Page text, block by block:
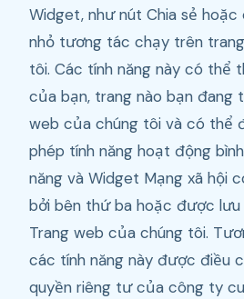
Widget, như nút Chia sẻ
nhỏ tương tác chạy trên
tôi. Các tính năng này có thể
của bạn, trang nào bạn đang
web của chúng tôi và có thể
phép tính năng hoạt động
năng và Widget Mạng xã hội
bởi bên thứ ba hoặc được
Trang web của chúng tôi.
các tính năng này được điều
quyền riêng tư của công ty